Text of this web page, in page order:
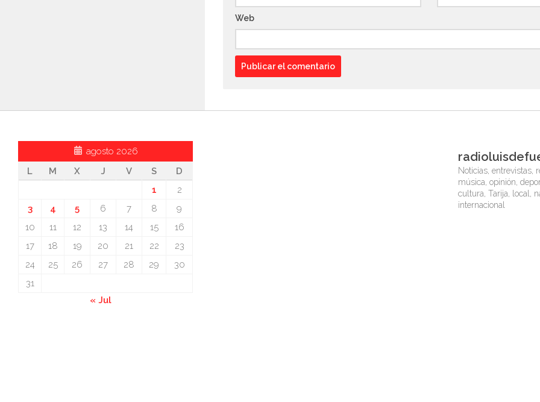
Web
agosto 2026
L
M X J V S
D
1
2
3
4 5 6 7 8
9
10
11 12 13 14 15
16
17
18 19 20 21 22
23
24
25 26 27 28 29
30
31
« Jul
Noticias, entrevistas,
música, opinión,
cultura, Tarija, local,
internacional